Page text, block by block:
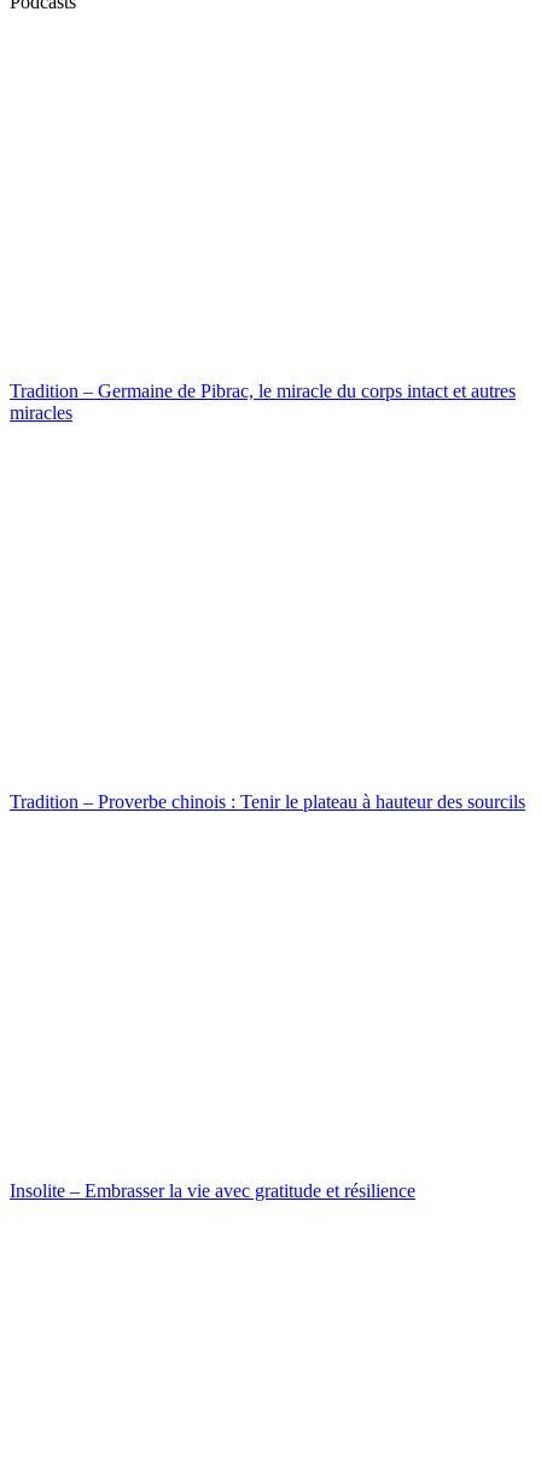
Tradition – Germaine de Pibrac, le miracle du corps intact et autres
miracles
Tradition – Proverbe chinois : Tenir le plateau à hauteur des sourcils
Insolite – Embrasser la vie avec gratitude et résilience